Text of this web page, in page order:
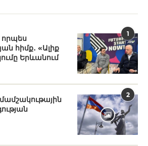
1
որպես
հիմք․ «Ալիք
Երևանում
2